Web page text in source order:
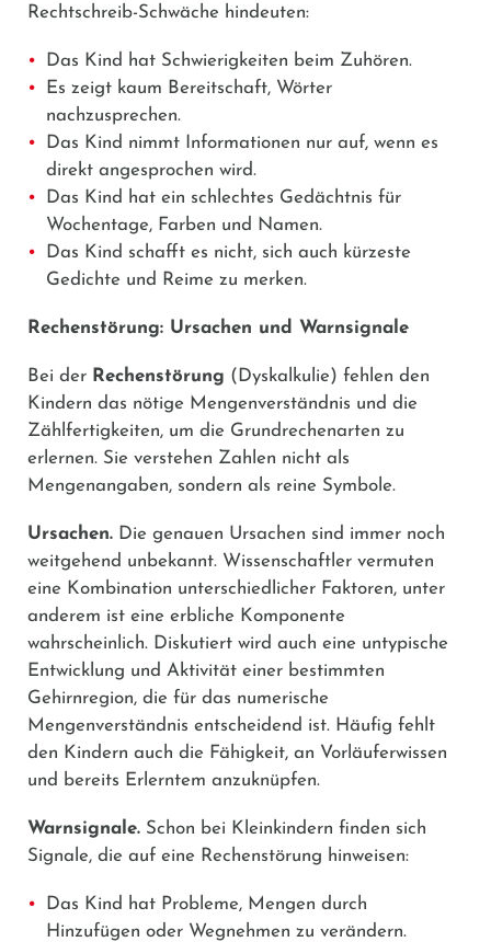
Rechtschreib-Schwäche hindeuten:
Das Kind hat Schwierigkeiten beim Zuhören.
Es zeigt kaum Bereitschaft, Wörter
nachzusprechen.
Das Kind nimmt Informationen nur auf, wenn es
direkt angesprochen wird.
Das Kind hat ein schlechtes Gedächtnis für
Wochentage, Farben und Namen.
Das Kind schafft es nicht, sich auch kürzeste
Gedichte und Reime zu merken.
Rechenstörung: Ursachen und Warnsignale
Bei der Rechenstörung (Dyskalkulie) fehlen den
Kindern das nötige Mengenverständnis und die
Zählfertigkeiten, um die Grundrechenarten zu
erlernen. Sie verstehen Zahlen nicht als
Mengenangaben, sondern als reine Symbole.
Ursachen. Die genauen Ursachen sind immer noch
weitgehend unbekannt. Wissenschaftler vermuten
eine Kombination unterschiedlicher Faktoren, unter
anderem ist eine erbliche Komponente
wahrscheinlich. Diskutiert wird auch eine untypische
Entwicklung und Aktivität einer bestimmten
Gehirnregion, die für das numerische
Mengenverständnis entscheidend ist. Häufig fehlt
den Kindern auch die Fähigkeit, an Vorläuferwissen
und bereits Erlerntem anzuknüpfen.
Warnsignale. Schon bei Kleinkindern finden sich
Signale, die auf eine Rechenstörung hinweisen:
Das Kind hat Probleme, Mengen durch
Hinzufügen oder Wegnehmen zu verändern.